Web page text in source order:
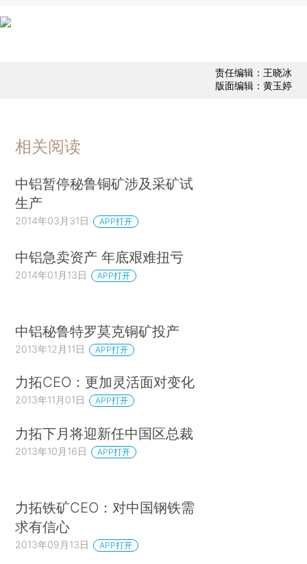
责任编辑：王晓冰
版面编辑：黄玉婷
相关阅读
中铝暂停秘鲁铜矿涉及采矿试
生产
2014年03月31日 APP打开
中铝急卖资产 年底艰难扭亏
2014年01月13日 APP打开
中铝秘鲁特罗莫克铜矿投产
2013年12月11日 APP打开
力拓CEO：更加灵活面对变化
2013年11月01日 APP打开
力拓下月将迎新任中国区总裁
2013年10月16日 APP打开
力拓铁矿CEO：对中国钢铁需
求有信心
2013年09月13日 APP打开